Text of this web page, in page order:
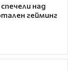
над
гейминг